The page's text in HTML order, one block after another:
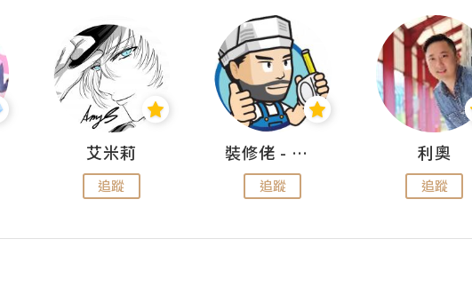
艾米莉
追蹤
裝修佬 - 香港一站式網上裝修平台
追蹤
利奧
追蹤